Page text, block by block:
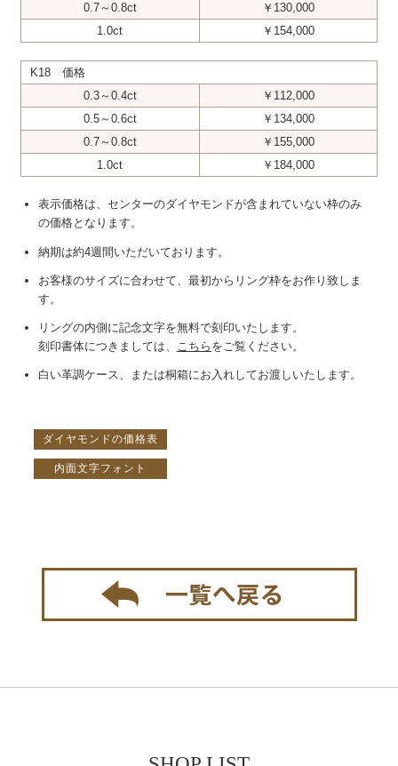
0.7～0.8ct
￥130,000
1.0ct
￥154,000
K18 価格
0.3～0.4ct
￥112,000
0.5～0.6ct
￥134,000
0.7～0.8ct
￥155,000
1.0ct
￥184,000
表示価格は、センターのダイヤモンドが含まれていない枠のみ
の価格となります。
納期は約4週間いただいております。
お客様のサイズに合わせて、最初からリング枠をお作り致しま
す。
リングの内側に記念文字を無料で刻印いたします。
刻印書体につきましては、
こちら をご覧ください。
白い革調ケース、または桐箱にお入れしてお渡しいたします。
ダイヤモンドの価格表
内面文字フォント